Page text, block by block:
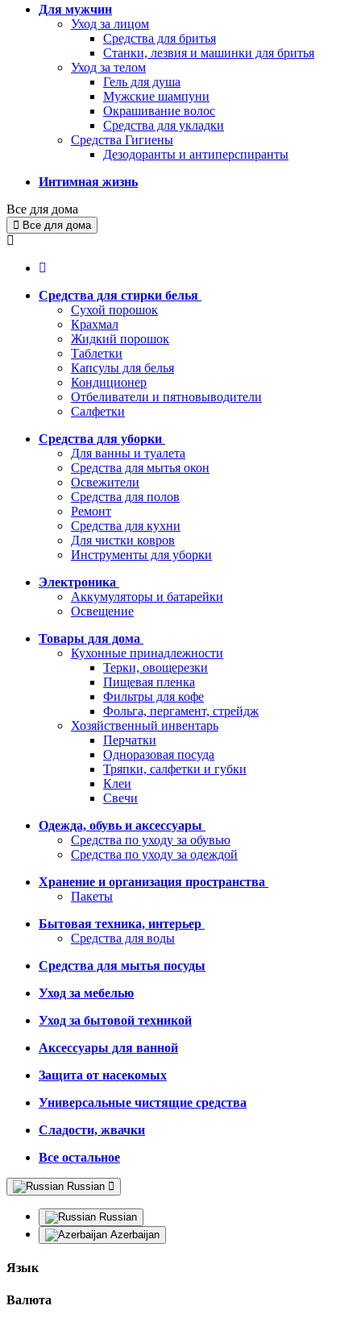
Для мужчин
Уход за лицом
Средства для бритья
Станки, лезвия и машинки для бритья
Уход за телом
Гель для душа
Мужские шампуни
Окрашивание волос
Средства для укладки
Средства Гигиены
Дезодоранты и антиперспиранты
Интимная жизнь
Все для дома
Все для дома
Средства для стирки белья
Сухой порошок
Крахмал
Жидкий порошок
Таблетки
Капсулы для белья
Кондиционер
Отбеливатели и пятновыводители
Салфетки
Средства для уборки
Для ванны и туалета
Средства для мытья окон
Освежители
Средства для полов
Ремонт
Средства для кухни
Для чистки ковров
Инструменты для уборки
Электроника
Аккумуляторы и батарейки
Освещение
Товары для дома
Кухонные принадлежности
Терки, овощерезки
Пищевая пленка
Фильтры для кофе
Фольга, пергамент, стрейдж
Хозяйственный инвентарь
Перчатки
Одноразовая посуда
Тряпки, салфетки и губки
Клеи
Свечи
Одежда, обувь и аксессуары
Средства по уходу за обувью
Средства по уходу за одеждой
Хранение и организация пространства
Пакеты
Бытовая техника, интерьер
Средства для воды
Средства для мытья посуды
Уход за мебелью
Уход за бытовой техникой
Аксессуары для ванной
Защита от насекомых
Универсальные чистящие средства
Сладости, жвачки
Все остальное
Russian
Russian
Azerbaijan
Язык
Валюта